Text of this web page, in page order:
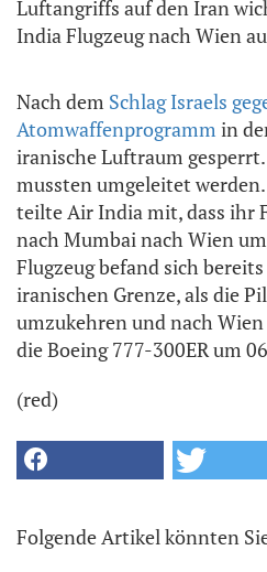
Luftangriffs auf den Iran
India Flugzeug nach Wien
Nach dem Schlag Israels
Atomwaffenprogramm in
iranische Luftraum
mussten umgeleitet
teilte Air India mit, dass ihr
nach Mumbai nach Wien
Flugzeug befand sich
iranischen Grenze, als die
umzukehren und nach
die Boeing 777-300ER um
(red)
Folgende Artikel könnten